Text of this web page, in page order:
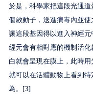
於是，科學家把這段光通
個啟動子，送進病毒內並使
讓這段基因得以進入神經
經元會有相對應的機制活
白就會呈現在膜上，此時用
就可以在活體動物上看到
為。[3]